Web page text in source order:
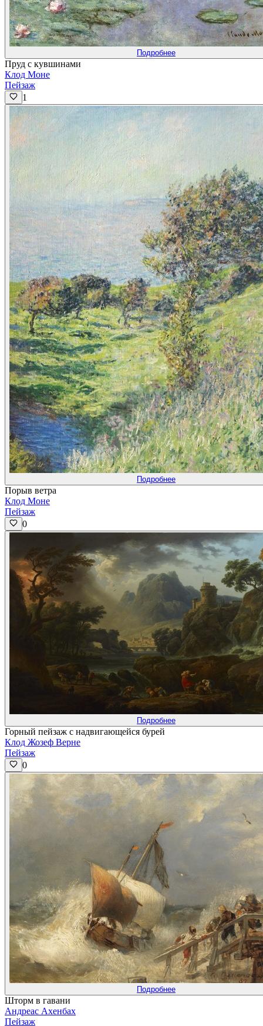
Подробнее
Пруд с кувшинами
Клод Моне
Пейзаж
1
Подробнее
Порыв ветра
Клод Моне
Пейзаж
0
Подробнее
Горный пейзаж с надвигающейся бурей
Клод Жозеф Верне
Пейзаж
0
Подробнее
Шторм в гавани
Андреас Ахенбах
Пейзаж